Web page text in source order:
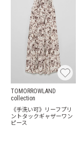
TOMORROWLAND
collection
《手洗い可》リーフプリ
ントタックギャザーワン
ピース